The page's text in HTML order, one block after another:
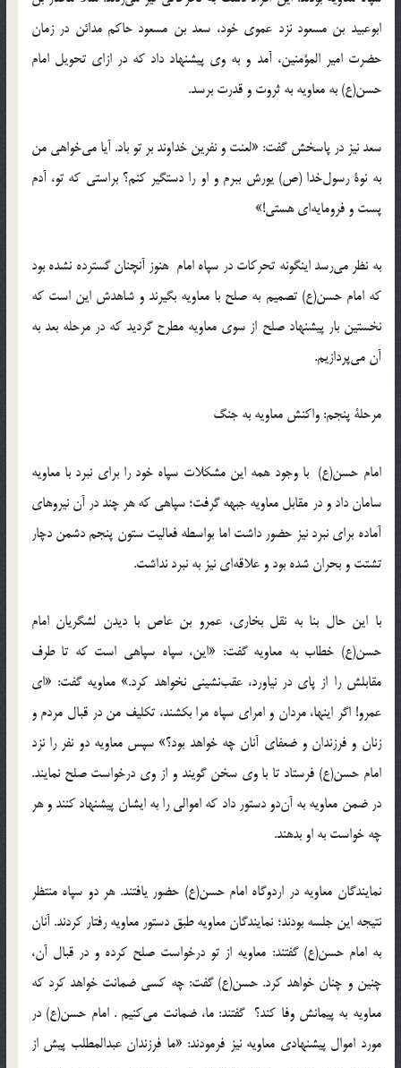
ابو‌عبید بن مسعود نزد عموی خود، سعد بن مسعود حاکم مدائن در زمان
حضرت امیر المؤمنین، آمد و به وی پیشنهاد داد که در ازای تحویل امام
حسن(ع) به معاویه به ثروت و قدرت برسد.
سعد نیز در پاسخش گفت: «لعنت و نفرین خداوند بر تو باد. آیا می‌خواهی من
به نوۀ رسول‌خدا (ص) یورش ببرم و او را دستگیر کنم؟ براستی که تو، آدم
پست و فرومایه‌ای هستی!»
به نظر می‌رسد اینگونه تحرکات در سپاه امام هنوز آنچنان گسترده نشده بود
که امام حسن(ع) تصمیم به صلح با معاویه بگیرند و شاهدش این است که
نخستین بار پیشنهاد صلح از سوی معاویه مطرح گردید که در مرحله بعد به
آن می‌پردازیم.
مرحلۀ پنجم: واکنش معاویه به جنگ
امام حسن(ع) با وجود همه این مشکلات سپاه خود را برای نبرد با معاویه
سامان داد و در مقابل معاویه جبهه گرفت؛ سپاهی که هر چند در آن نیروهای
آماده برای نبرد نیز حضور داشت اما بواسطه فعالیت ستون پنجم دشمن دچار
تشتت و بحران شده بود و علاقه‌ای نیز به نبرد نداشت.
با این حال بنا به نقل بخاری، عمرو بن عاص با دیدن لشگریان امام
حسن(ع) خطاب به معاویه گفت: «این، سپاه سپاهی است که تا طرف
مقابلش را از پای در نیاورد، عقب‌نشینی نخواهد کرد.» معاویه گفت: «ای
عمرو! اگر اینها، مردان و امرای سپاه مرا بکشند، تکلیف من در قبال مردم و
زنان و فرزندان و ضعفای آنان چه خواهد بود؟» سپس معاویه دو نفر را نزد
امام حسن(ع) فرستاد تا با وی سخن گویند و از وی درخواست صلح نمایند.
در ضمن معاویه به آن‌دو دستور داد که اموالی را به ایشان پیشنهاد کنند و هر
چه خواست به او بدهند.
نمایندگان معاویه در اردوگاه امام حسن(ع) حضور یافتند. هر دو سپاه منتظر
نتیجه این جلسه بودند؛ نمایندگان معاویه طبق دستور معاویه رفتار کردند. آنان
به امام حسن(ع) گفتند: معاویه از تو درخواست صلح کرده و در قبال آن،
چنین و چنان خواهد کرد. حسن(ع) گفت: چه کسی ضمانت خواهد کرد که
معاویه به پیمانش وفا کند؟ گفتند: ما، ضمانت می‌کنیم . امام حسن(ع) در
مورد اموال پیشنهادی معاویه نیز فرمودند: «ما فرزندان عبدالمطلب پیش از